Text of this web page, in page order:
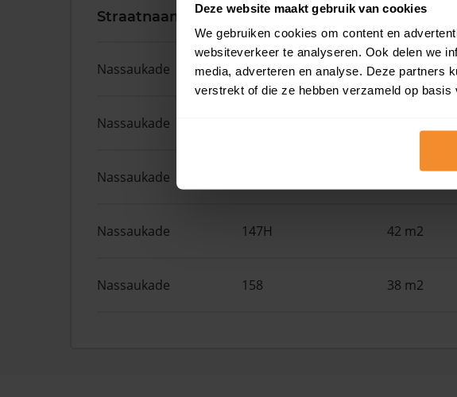
Deze website maakt gebruik van cookies
We gebruiken cookies om content en
websiteverkeer te analyseren. Ook delen we
media, adverteren en analyse. Deze partners
verstrekt of die ze hebben verzameld op
Straatnaam Huisnr.
Nassaukade 161F 39 m2
Nassaukade
Nassaukade 94 m2
Nassaukade 147H 42 m2
Nassaukade 158 38 m2